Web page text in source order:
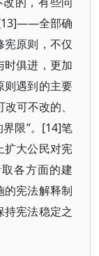
[13]——全部确
原则，不仅
俱进，更加
则遇到的主要
可不改的、
限”。[14]笔
扩大公民对宪
各方面的建
宪法解释制
宪法稳定之